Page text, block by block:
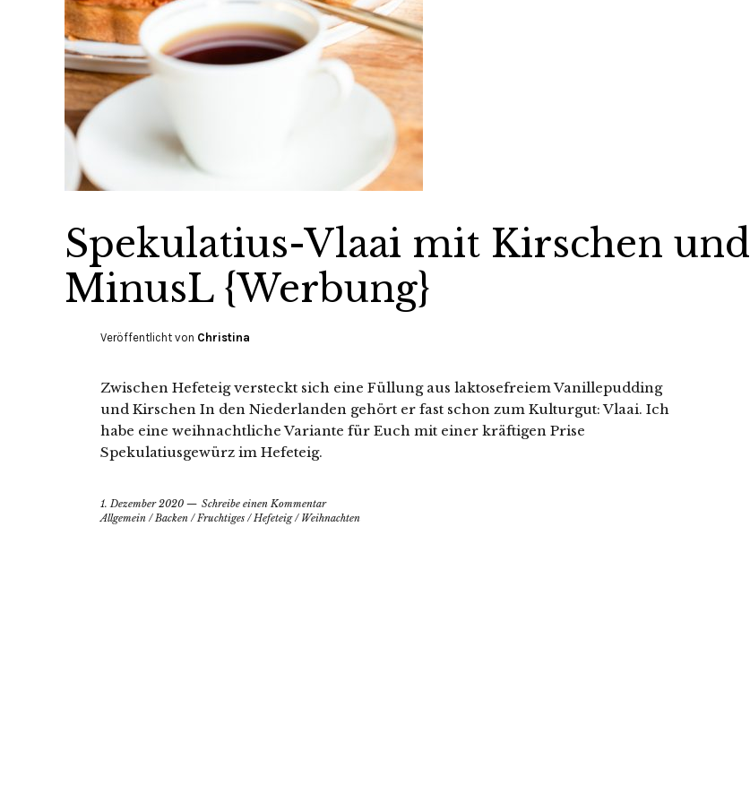
Spekulatius-Vlaai mit Kirschen und
MinusL {Werbung}
Veröffentlicht von Christina
Zwischen Hefeteig versteckt sich eine Füllung aus laktosefreiem Vanillepudding
und Kirschen In den Niederlanden gehört er fast schon zum Kulturgut: Vlaai. Ich
habe eine weihnachtliche Variante für Euch mit einer kräftigen Prise
Spekulatiusgewürz im Hefeteig.
1. Dezember 2020
Schreibe einen Kommentar
Allgemein /Backen /Fruchtiges /Hefeteig/ Weihnachten